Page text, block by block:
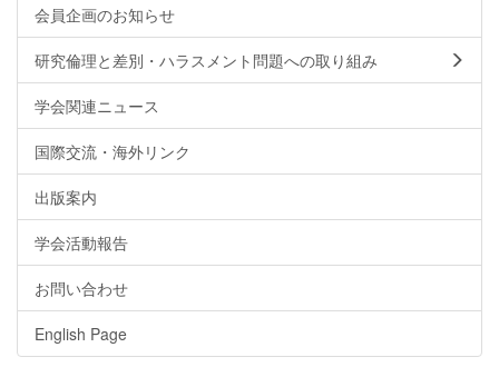
会員企画のお知らせ
研究倫理と差別・ハラスメント問題への取り組み
学会関連ニュース
国際交流・海外リンク
出版案内
学会活動報告
お問い合わせ
English Page